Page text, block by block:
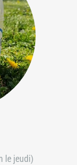
le jeudi)